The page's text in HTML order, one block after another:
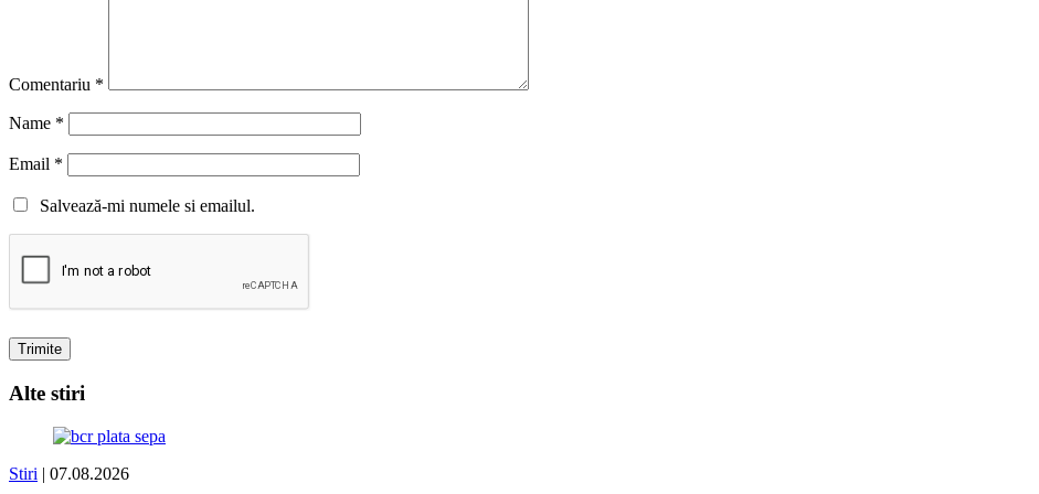
Comentariu *
Name *
Email *
Salvează-mi numele si emailul.
Alte stiri
Stiri | 07.08.2026